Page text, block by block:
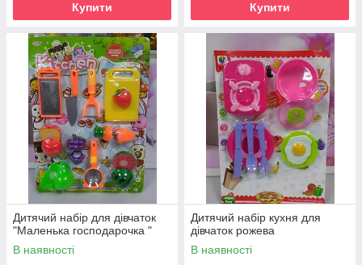
Купити Купити
Дитячий набір для дівчаток
"Маленька господарочка "
В наявності
Дитячий набір кухня для
дівчаток рожева
В наявності